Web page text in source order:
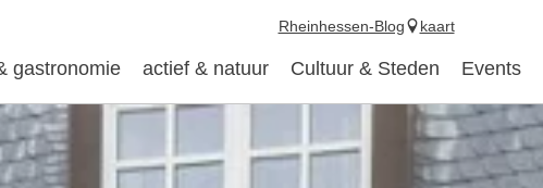
gastronomie actief & natuur Cultuur & Steden Events
Rheinhessen-Blog kaart